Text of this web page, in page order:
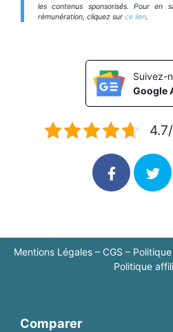
les contenus sponsorisés. Pour en
rémunération, cliquez sur ce lien.
Suivez-
Google
Mentions Légales– CGS – Politique
Politique
Comparer